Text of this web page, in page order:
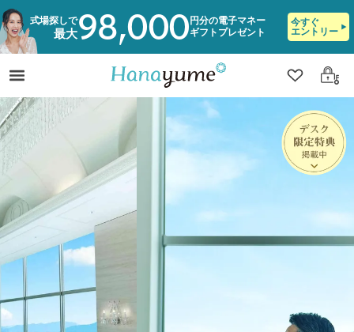
式場探しで
最大98,000 円分の電子マネー
ギフトプレゼント
今すぐ
エントリー
クリップ
ログ